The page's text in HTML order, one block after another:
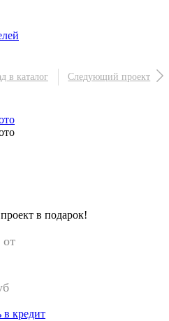
в каталог Следующий проект
в подарок!
от
в кредит